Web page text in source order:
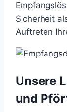
Sicherheit
Auftreten
Unsere
und